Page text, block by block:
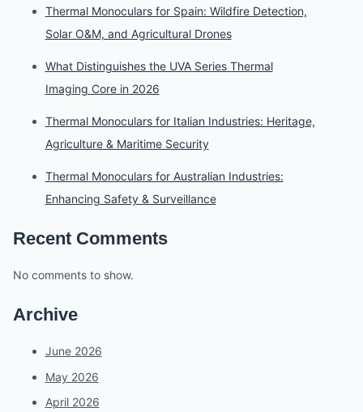
Thermal Monoculars for Spain: Wildfire Detection,
Solar O&M, and Agricultural Drones
What Distinguishes the UVA Series Thermal
Imaging Core in 2026
Thermal Monoculars for Italian Industries: Heritage,
Agriculture & Maritime Security
Thermal Monoculars for Australian Industries:
Enhancing Safety & Surveillance
Recent Comments
No comments to show.
Archive
June 2026
May 2026
April 2026